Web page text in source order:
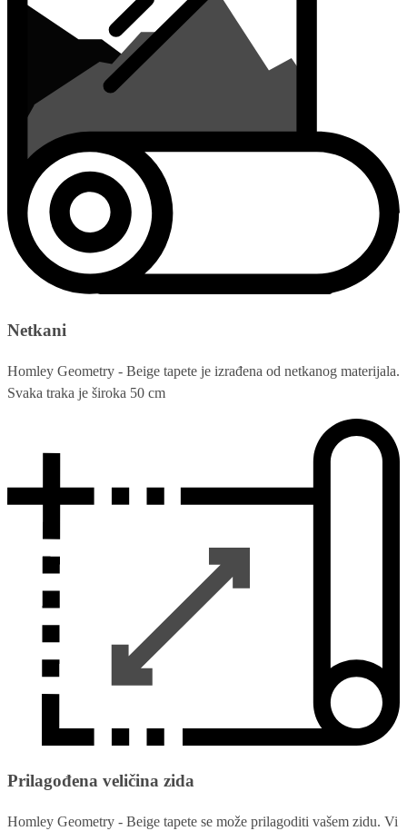
Netkani
Homley Geometry - Beige tapete je izrađena od netkanog materijala.
Svaka traka je široka 50 cm
Prilagođena veličina zida
Homley Geometry - Beige tapete se može prilagoditi vašem zidu. Vi